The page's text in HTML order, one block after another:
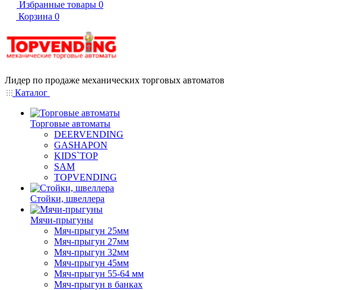
Избранные товары 0
Корзина 0
Лидер по продаже механических торговых автоматов
Каталог
Торговые автоматы
DEERVENDING
GASHAPON
KIDS`TOP
SAM
TOPVENDING
Стойки, швеллера
Мячи-прыгуны
Мяч-прыгун 25мм
Мяч-прыгун 27мм
Мяч-прыгун 32мм
Мяч-прыгун 45мм
Мяч-прыгун 55-64 мм
Мяч-прыгун в банках